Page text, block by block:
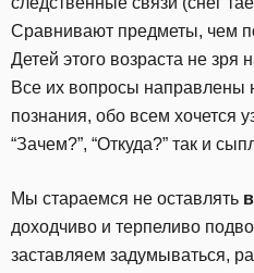
Сравнивают предметы, чем
Детей этого возраста не
Все их вопросы направлены
познания, обо всем хочется
“Зачем?”, “Откуда?” так и
Мы стараемся не оставлять
доходчиво и терпеливо
заставляем задумываться,